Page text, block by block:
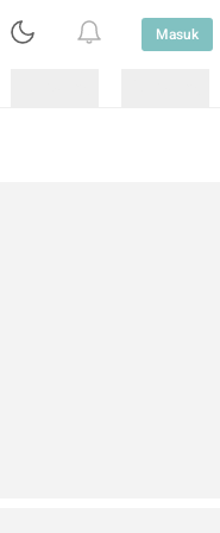
Masuk